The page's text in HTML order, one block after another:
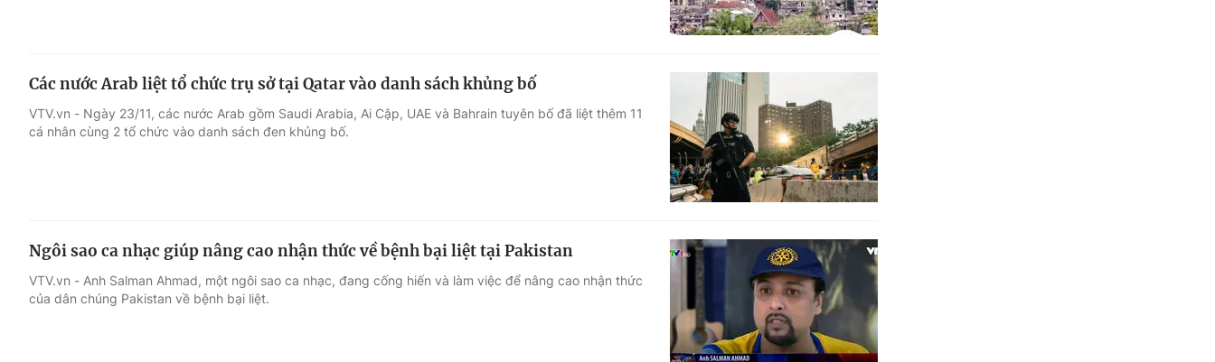
Các nước Arab liệt tổ chức trụ sở tại Qatar vào danh sách khủng bố
VTV.vn - Ngày 23/11, các nước Arab gồm Saudi Arabia, Ai Cập, UAE và Bahrain tuyên bố đã liệt thêm 11
cá nhân cùng 2 tổ chức vào danh sách đen khủng bố.
Ngôi sao ca nhạc giúp nâng cao nhận thức về bệnh bại liệt tại Pakistan
VTV.vn - Anh Salman Ahmad, một ngôi sao ca nhạc, đang cống hiến và làm việc để nâng cao nhận thức
của dân chúng Pakistan về bệnh bại liệt.